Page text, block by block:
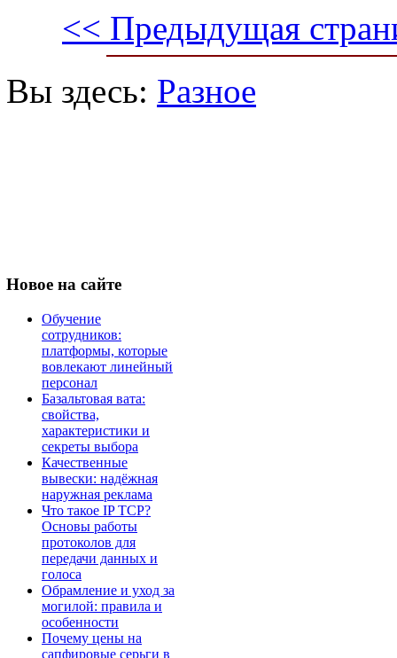
<< Предыдущая
Вы здесь: Разное
Новое на сайте
Обучение
сотрудников:
платформы, которые
вовлекают линейный
персонал
Базальтовая вата:
свойства,
характеристики и
секреты выбора
Качественные
вывески: надёжная
наружная реклама
Что такое IP TCP?
Основы работы
протоколов для
передачи данных и
голоса
Обрамление и уход за
могилой: правила и
особенности
Почему цены на
сапфировые серьги в